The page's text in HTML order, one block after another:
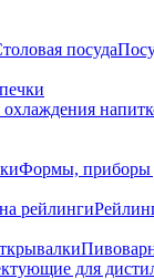
посуда
Формы, приборы
рейлинги
для